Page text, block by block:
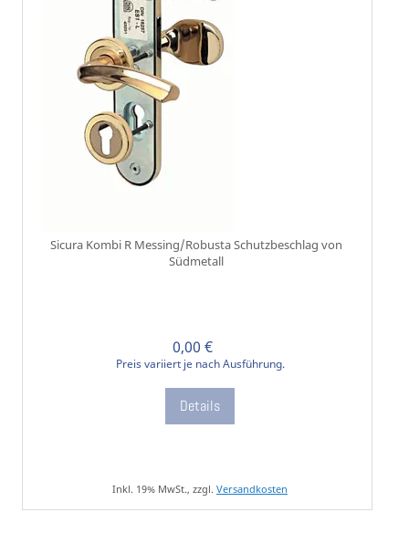
Sicura Kombi R Messing/Robusta Schutzbeschlag von
Südmetall
0,00 €
Preis variiert je nach Ausführung.
Details
Inkl. 19% MwSt., zzgl. Versandkosten